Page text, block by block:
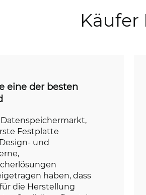
Käufer
eine der besten
Festplatte
und
haben, dass
die Herstellung